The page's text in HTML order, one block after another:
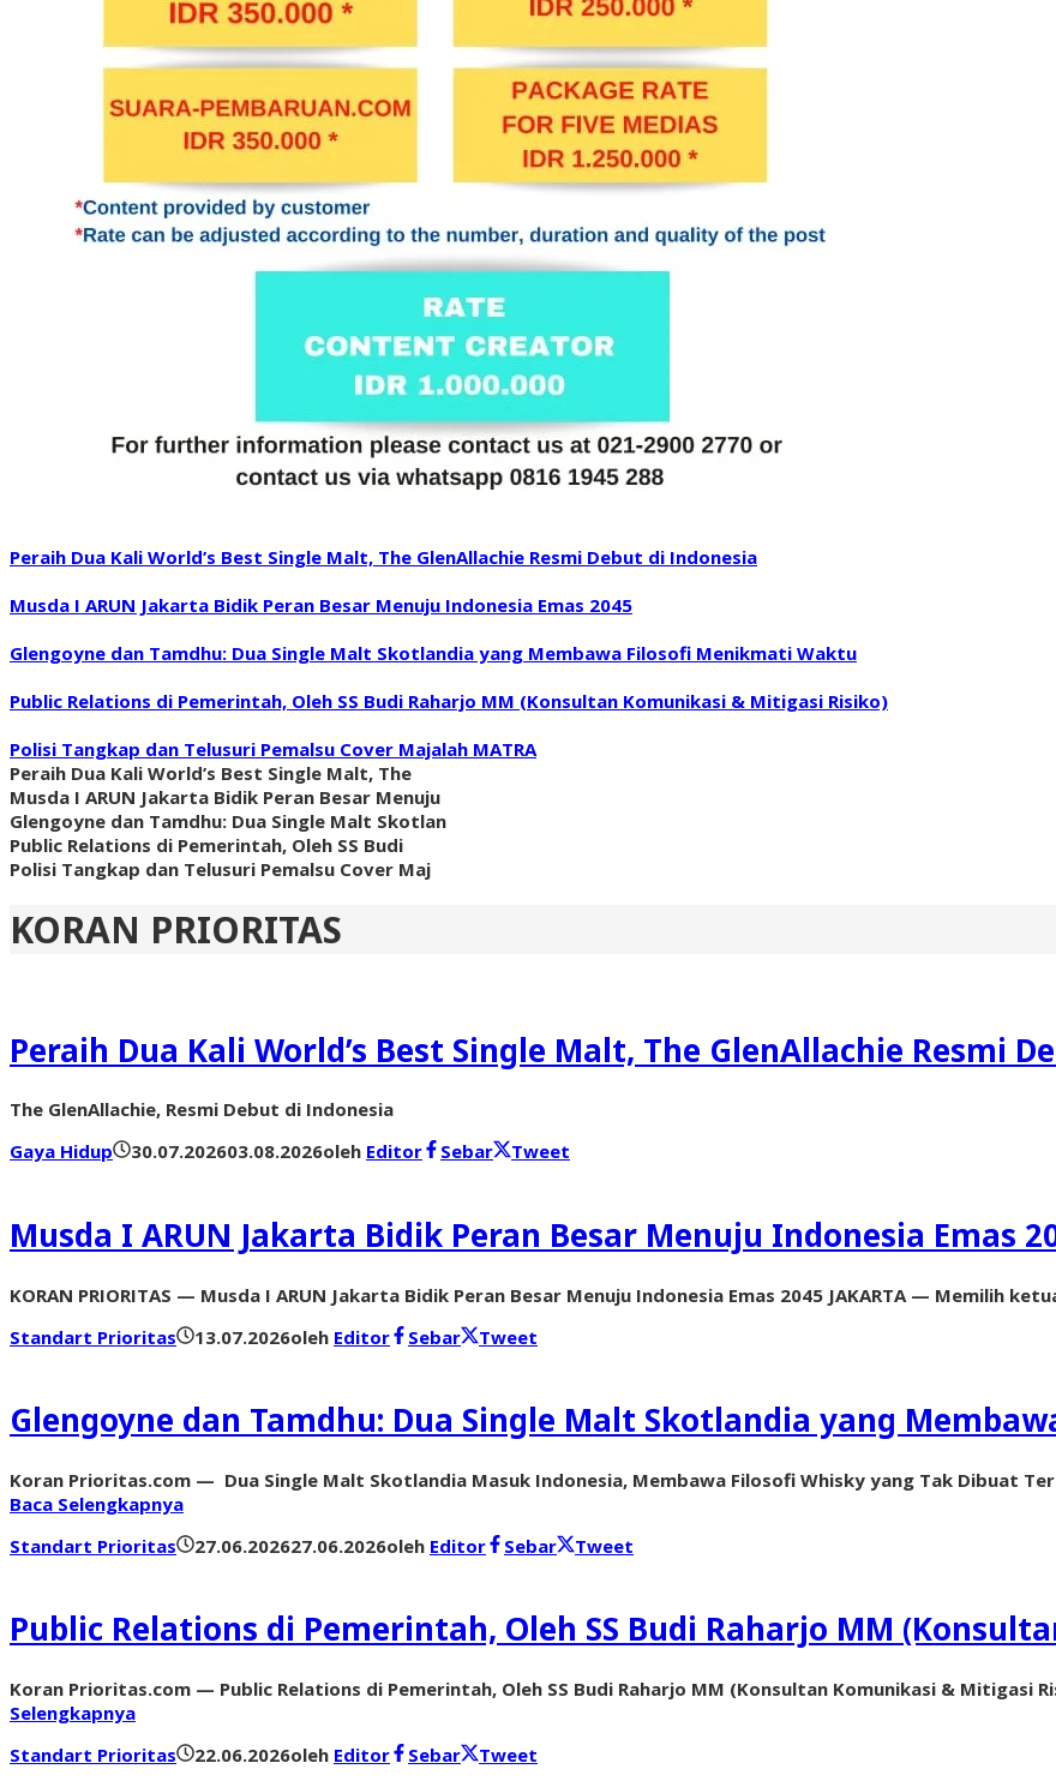
Peraih Dua Kali World’s Best Single Malt, The GlenAllachie Resmi Debut di Indonesia
Musda I ARUN Jakarta Bidik Peran Besar Menuju Indonesia Emas 2045
Glengoyne dan Tamdhu: Dua Single Malt Skotlandia yang Membawa Filosofi Menikmati Waktu
Public Relations di Pemerintah, Oleh SS Budi Raharjo MM (Konsultan Komunikasi & Mitigasi Risiko)
Polisi Tangkap dan Telusuri Pemalsu Cover Majalah MATRA
Peraih Dua Kali World’s Best Single Malt, The
Musda I ARUN Jakarta Bidik Peran Besar Menuju
Glengoyne dan Tamdhu: Dua Single Malt Skotlan
Public Relations di Pemerintah, Oleh SS Budi
Polisi Tangkap dan Telusuri Pemalsu Cover Maj
KORAN PRIORITAS
Peraih Dua Kali World’s Best Single Malt, The GlenAllachie Resmi
The GlenAllachie, Resmi Debut di Indonesia
Gaya Hidup
30.07.202603.08.2026oleh Editor Sebar Tweet
Musda I ARUN Jakarta Bidik Peran Besar Menuju Indonesia Emas
KORAN PRIORITAS — Musda I ARUN Jakarta Bidik Peran Besar Menuju Indonesia Emas 2045 JAKARTA — Memilih
Standart Prioritas
13.07.2026oleh Editor Sebar Tweet
Glengoyne dan Tamdhu: Dua Single Malt Skotlandia yang
Koran Prioritas.com — Dua Single Malt Skotlandia Masuk Indonesia, Membawa Filosofi Whisky yang Tak Dibuat
Baca Selengkapnya
Standart Prioritas
27.06.202627.06.2026oleh Editor Sebar Tweet
Public Relations di Pemerintah, Oleh SS Budi Raharjo MM
Koran Prioritas.com — Public Relations di Pemerintah, Oleh SS Budi Raharjo MM (Konsultan Komunikasi & Mitigasi
Selengkapnya
Standart Prioritas
22.06.2026oleh Editor Sebar Tweet